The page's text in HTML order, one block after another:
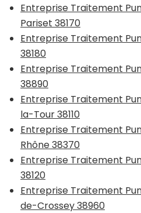
Entreprise Traitement
Pariset 38170
Entreprise Traitement
38180
Entreprise Traitement
38890
Entreprise Traitement
la-Tour 38110
Entreprise Traitement
Rhône 38370
Entreprise Traitement
38120
Entreprise Traitement
de-Crossey 38960